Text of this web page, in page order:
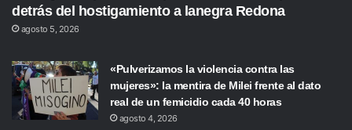
detrás del hostigamiento a lanegra Redona
agosto 5, 2026
«Pulverizamos la violencia contra las
mujeres»: la mentira de Milei frente al dato
real de un femicidio cada 40 horas
agosto 4, 2026